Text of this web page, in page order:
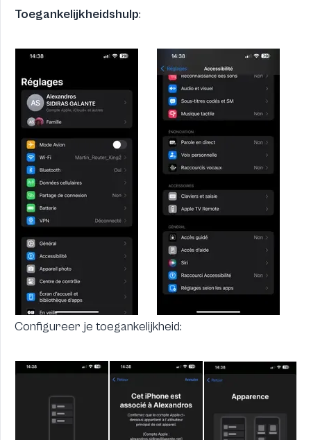
Toegankelijkheidshulp:
Configureer je toegankelijkheid: